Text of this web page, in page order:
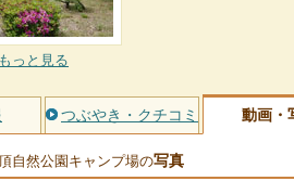
っと見る
つぶやき・クチコミ 動画・
自然公園キャンプ場の写真